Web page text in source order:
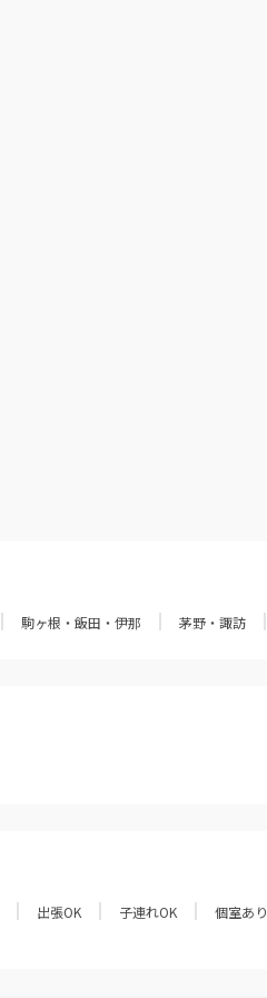
駒ヶ根・飯田・伊那 茅野・諏訪
出張OK 子連れOK 個室あり